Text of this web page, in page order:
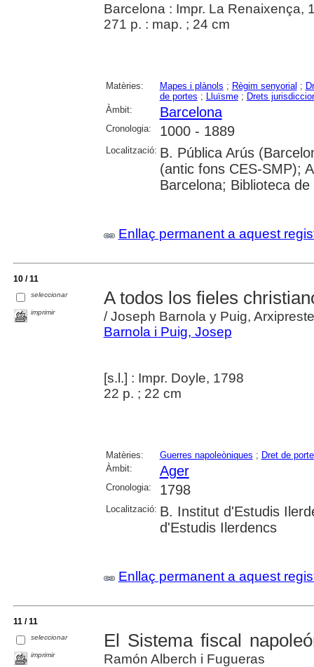
Barcelona : Impr. La Renaixença,
271 p. : map. ; 24 cm
Matèries: Mapes i plànols ; Règim senyorial ;
de portes ; Lluïsme; Drets
Àmbit:
Barcelona
Cronologia: 1000 - 1889
Localització: B. Pública Arús
(antic fons CES-SMP);
Barcelona; Biblioteca de
Enllaç permanent a aquest
10 / 11
seleccionar
imprimir
A todos los fieles
/ Joseph Barnola y Puig,
Barnola i Puig, Josep
[s.l.] : Impr. Doyle, 1798
22 p. ; 22 cm
Matèries: Guerres napoleòniques ; Dret de
Àmbit:
Ager
Cronologia: 1798
Localització: B. Institut d'Estudis
d'Estudis Ilerdencs
Enllaç permanent a aquest
11 / 11
seleccionar
imprimir
El Sistema fiscal
Ramón Alberch i Fugueras